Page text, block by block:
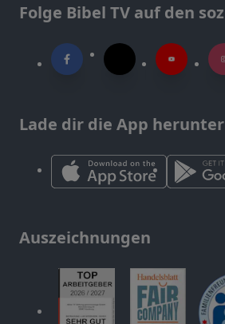
Folge Bibel TV auf den
Lade dir die App herunter
Auszeichnungen